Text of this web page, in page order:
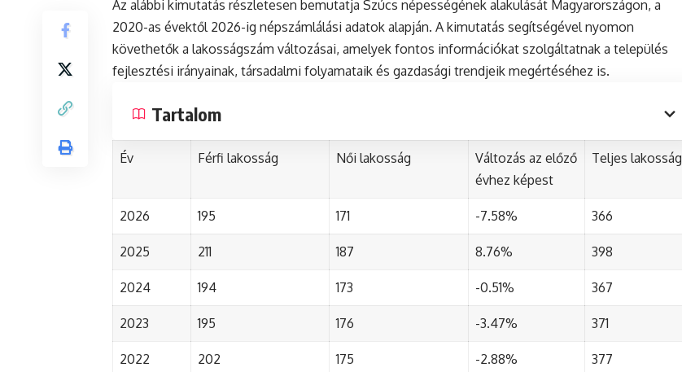
Az alábbi kimutatás részletesen bemutatja Szúcs népességének alakulását Magyarországon, a
2020-as évektől 2026-ig népszámlálási adatok alapján. A kimutatás segítségével nyomon
követhetők a lakosságszám változásai, amelyek fontos információkat szolgáltatnak a település
fejlesztési irányainak, társadalmi folyamataik és gazdasági trendjeik megértéséhez is.
Tartalom
Év Férfi lakosság Női lakosság
Változás az előző
évhez képest
Teljes lakosság
2026 195 171 -7.58% 366
2025 211 187 8.76% 398
2024 194 173 -0.51% 367
2023 195 176 -3.47% 371
2022 202 175 -2.88% 377